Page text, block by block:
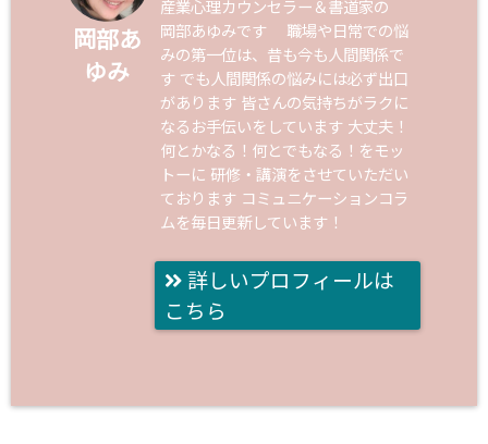
岡部あ
ゆみ
産業心理カウンセラー＆書道家の
岡部あゆみです 職場や日常での悩
みの第一位は、昔も今も人間関係で
す でも人間関係の悩みには必ず出口
があります 皆さんの気持ちがラクに
なるお手伝いをしています 大丈夫！
何とかなる！何とでもなる！をモッ
トーに 研修・講演をさせていただい
ております コミュニケーションコラ
ムを毎日更新しています！
詳しいプロフィールは
こちら